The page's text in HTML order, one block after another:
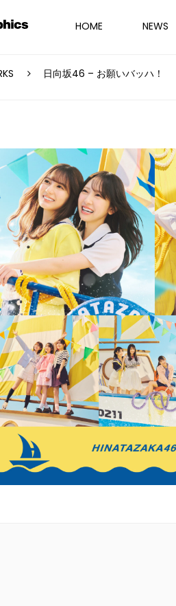
HOME NEWS
日向坂46 – お願いバッハ！